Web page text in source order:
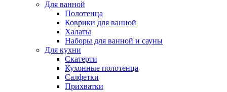
Для ванной
Полотенца
Коврики для ванной
Халаты
Наборы для ванной и сауны
Для кухни
Скатерти
Кухонные полотенца
Салфетки
Прихватки